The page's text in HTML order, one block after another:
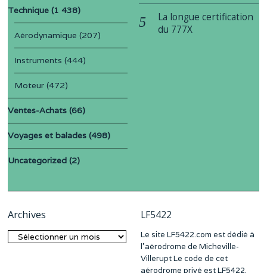
Technique (1 438)
Aérodynamique (207)
Instruments (444)
Moteur (472)
Ventes-Achats (66)
Voyages et balades (498)
Uncategorized (2)
La longue certification
du 777X
Archives
Archives
LF5422
Le site LF5422.com est dédié à
l’aérodrome de Micheville-
Villerupt Le code de cet
aérodrome privé est LF5422.